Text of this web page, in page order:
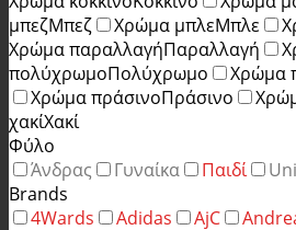
μπεζΜπεζ Χρώμα μπλεΜπλε
Χρώμα παραλλαγήΠαραλλαγή
πολύχρωμοΠολύχρωμο Χρώμα
Χρώμα πράσινοΠράσινο
χακίΧακί
Φύλο
Άνδρας
Γυναίκα Παιδί
Brands
4Wards
Adidas AjC